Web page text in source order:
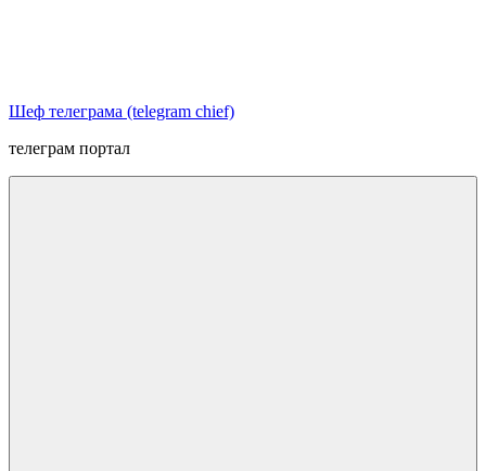
Шеф телеграма (telegram chief)
телеграм портал